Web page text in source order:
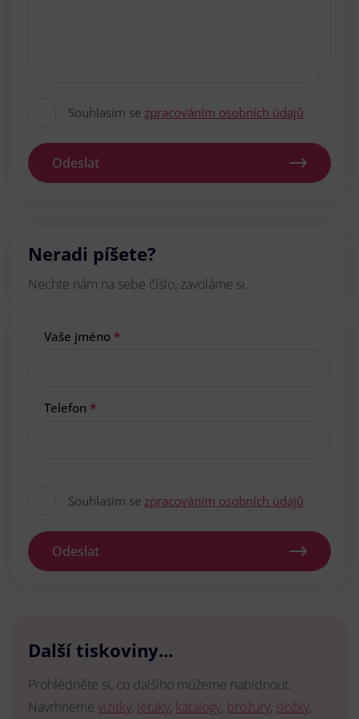
Souhlasím se zpracováním osobních údajů
Odeslat
Neradi píšete?
Nechte nám na sebe číslo, zavoláme si.
Vaše jméno *
Telefon *
Souhlasím se zpracováním osobních údajů
Odeslat
Další tiskoviny...
Prohlédněte si, co dalšího můžeme nabídnout.
Navrhneme vizitky, letáky, katalogy, brožury, složky,